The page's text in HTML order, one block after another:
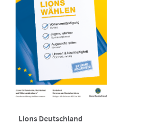
Lions Deutschland